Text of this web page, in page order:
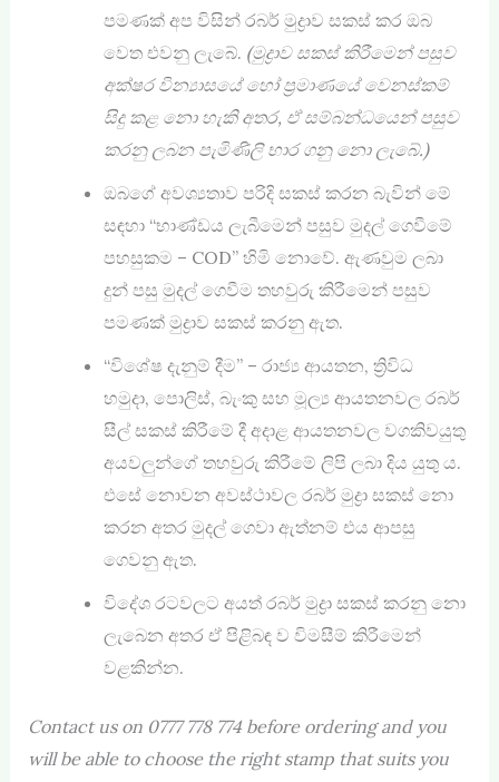
පමණක් අප විසින් රබර් මුද්‍රාව සකස් කර ඔබ
වෙත එවනු ලැබේ. (මුද්‍රාව සකස් කිරීමෙන් පසුව
අක්ෂර වින්‍යාසයේ හෝ ප්‍රමාණයේ වෙනස්කම්
සිදු කළ නො හැකි අතර, ඒ සම්බන්ධයෙන් පසුව
කරනු ලබන පැමිණිලි භාර ගනු නො ලැබේ.)
ඔබගේ අවශ්‍යතාව පරිදි සකස් කරන බැවින් මේ
සඳහා “භාණ්ඩය ලැබීමෙන් පසුව මුදල් ගෙවීමේ
පහසුකම – COD” හිමි නොවේ. ඇණවුම ලබා
දුන් පසු මුදල් ගෙවීම තහවුරු කිරීමෙන් පසුව
පමණක් මුද්‍රාව සකස් කරනු ඇත.
“විශේෂ දැනුම් දීම” – රාජ්‍ය ආයතන, ත්‍රිවිධ
හමුදා, පොලිස්, බැංකු සහ මූල්‍ය ආයතනවල රබර්
සීල් සකස් කිරීමේ දී අදාළ ආයතනවල වගකිවයුතු
අයවලුන්ගේ තහවුරු කිරීමේ ලිපි ලබා දිය යුතු ය.
එසේ නොවන අවස්ථාවල රබර් මුද්‍රා සකස් ‍නො
කරන අතර මුදල් ගෙවා ඇත්නම් එය ආපසු
ගෙවනු ඇත.
විදේශ රටවලට අයත් රබර් මුද්‍රා සකස් කරනු නො
ලැබෙන අතර ඒ පිළිබඳ ව විමසීම් කිරීමෙන්
වළකින්න.
Contact us on 0777 778 774 before ordering and you
will be able to choose the right stamp that suits you